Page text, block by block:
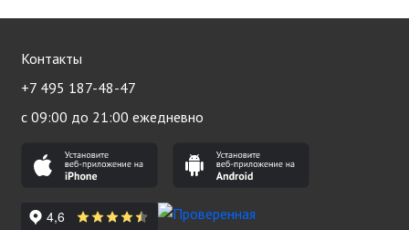
Контакты
+7 495 187-48-47
с 09:00 до 21:00 ежедневно